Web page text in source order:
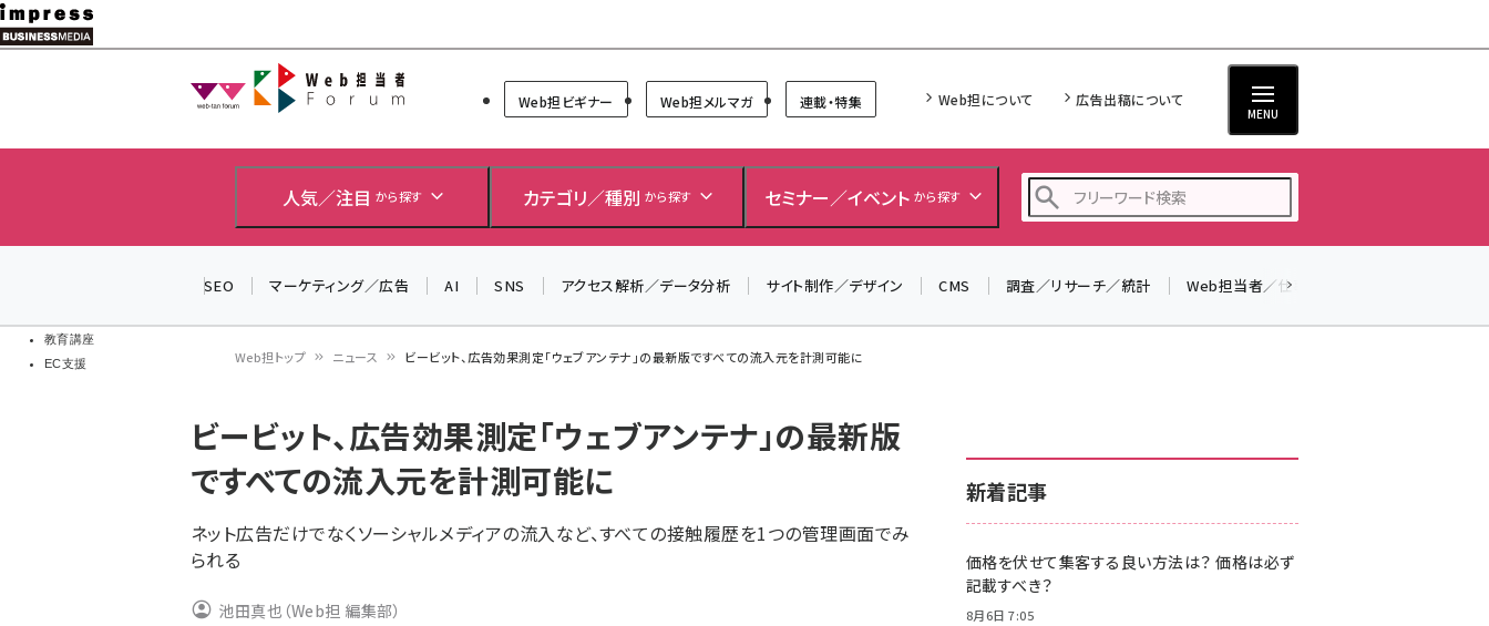
メ
イ
教育講座
EC支援
Web担当者Forum
Web担ビギナー Web担メルマガ 連載・特集 Web担について 広告出稿について
MENU
人気／注目 から探す カテゴリ／種別 から探す セミナー／イベント から探す
z世代 (1622)
meo (1275)
SEO マーケティング／広告 AI SNS アクセス解析／データ分析 サイト制作／デザイン CMS 調査／リサーチ／統計 Web担当者／仕事
ン
く
ず
Web担トップ ニュース ビービット、広告効果測定「ウェブアンテナ」の最新版ですべての流入元を計測可能に
ビービット、広告効果測定「ウェブアンテナ」の最新版
ですべての流入元を計測可能に
ネット広告だけでなくソーシャルメディアの流入など、すべての接触履歴を1つの管理画面でみ
られる
池田真也（Web担 編集部）
新着記事
価格を伏せて集客する良い方法は？ 価格は必ず
記載すべき？
8月6日 7:05
＼ 8月27日開催、申し込み受付中！ ／
生成AIをマーケティング等に活用するための考え方を学べ
るセミナーイベント「生成AI × マーケティング フォーラム
2026」開催！
▼申し込みはこちらから▼